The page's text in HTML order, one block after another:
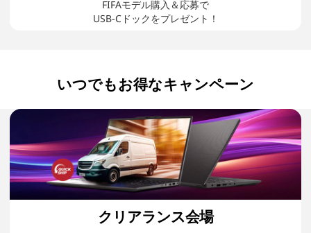
FIFAモデル購入＆応募で
USB-Cドックをプレゼント！
いつでもお得なキャンペーン
クリアランス会場